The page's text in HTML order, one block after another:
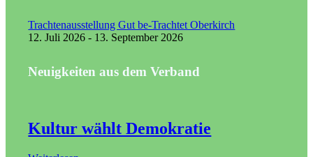
Trachtenausstellung Gut be-Trachtet Oberkirch
12. Juli 2026 - 13. September 2026
Neuigkeiten aus dem Verband
Kultur wählt Demokratie